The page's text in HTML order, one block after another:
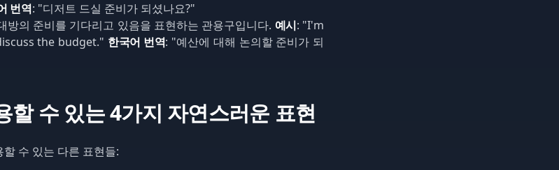
번역: "디저트 드실 준비가 되셨나요?"
방의 준비를 기다리고 있음을 표현하는 관용구입니다. 예시: "I'm
the budget." 한국어 번역: "예산에 대해 논의할 준비가 되
수 있는 4가지 자연스러운 표현
수 있는 다른 표현들: